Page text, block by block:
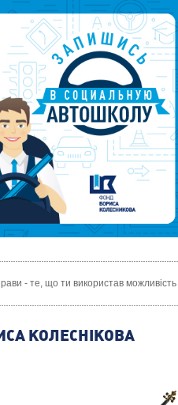
- те, що ти використав можливість
КОЛЕСНIКОВА